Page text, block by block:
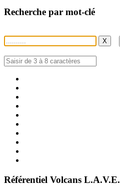
Recherche par mot-clé
X
Référentiel Volcans L.A.V.E.